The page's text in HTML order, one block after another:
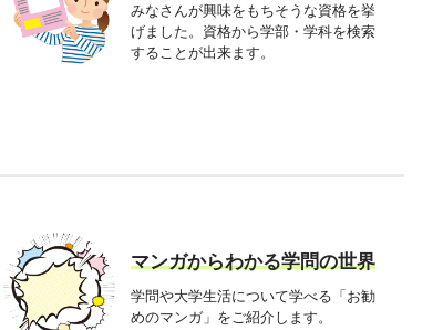
みなさんが興味をもちそうな資格を挙
げました。資格から学部・学科を検索
することが出来ます。
マンガからわかる学問の世界
学問や大学生活について学べる「お勧
めのマンガ」をご紹介します。